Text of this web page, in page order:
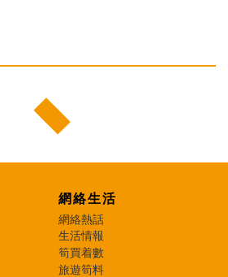
網絡生活
網絡熱話
生活情報
筍買着數
旅遊筍料